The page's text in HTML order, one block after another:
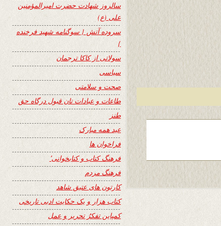
سالروز شهادت حضرت امیرالمؤمنین
علی (ع)
سروده آتش { سوگنامه شهید فرخنده
}
سولاتی از کاکا ترجمان
سیاسی
صحت و سلامتی
طاعات و عبادات تان قبول درگاه حق
طنز
عید همه مبارک
فراخوان ها
فرهنگ کتاب و کتابخوانی٬
فرهنگ مردم
کارتون های عتیق شاهد
کتاب هزار و یک حکایت ادبی تاریخی
کمپاین تفکرُ تحریر و عمل